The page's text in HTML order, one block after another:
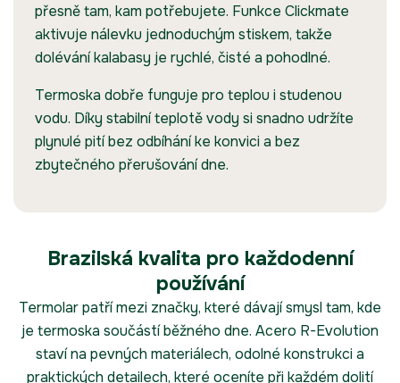
přesně tam, kam potřebujete. Funkce Clickmate
aktivuje nálevku jednoduchým stiskem, takže
dolévání kalabasy je rychlé, čisté a pohodlné.
Termoska dobře funguje pro teplou i studenou
vodu. Díky stabilní teplotě vody si snadno udržíte
plynulé pití bez odbíhání ke konvici a bez
zbytečného přerušování dne.
Brazilská kvalita pro každodenní
používání
Termolar patří mezi značky, které dávají smysl tam, kde
je termoska součástí běžného dne. Acero R-Evolution
staví na pevných materiálech, odolné konstrukci a
praktických detailech, které oceníte při každém dolití